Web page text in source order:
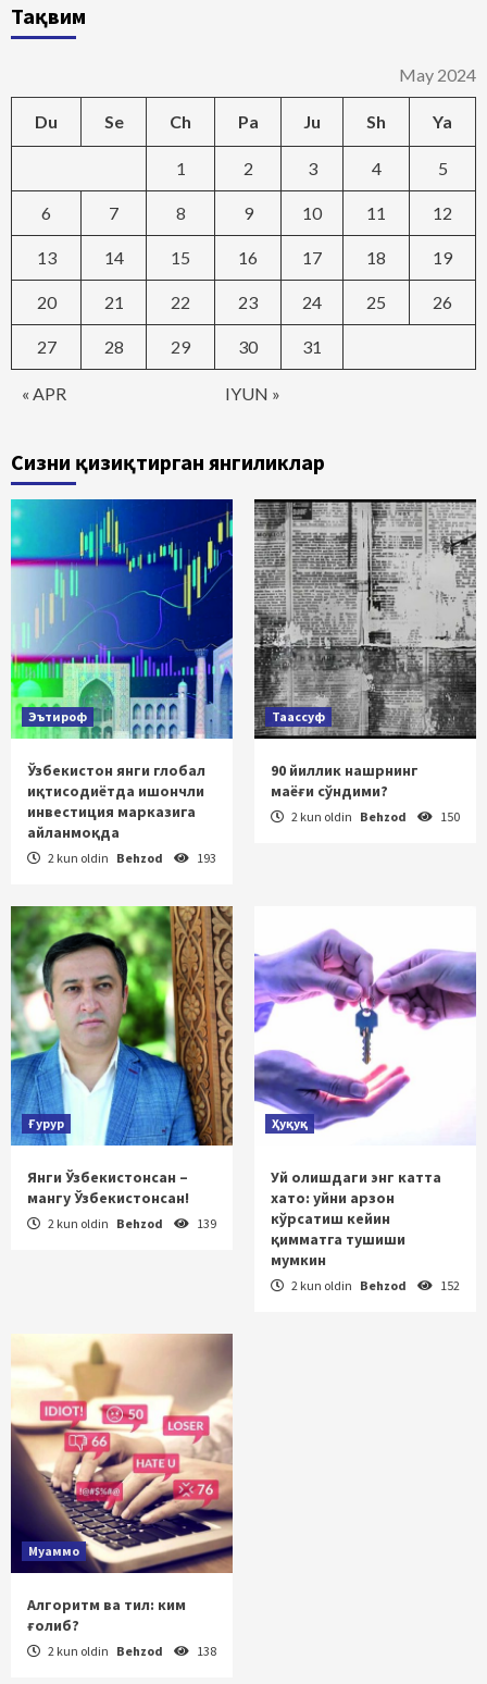
Тақвим
May 2024
Du Se Ch Pa Ju Sh Ya
« APR IYUN »
1 2 3 4 5
6 7 8 9 10 11 12
13 14 15 16 17 18 19
20 21 22 23 24 25 26
27 28 29 30 31
Сизни қизиқтирган янгиликлар
Эътироф
Ўзбекистон янги глобал
иқтисодиётда ишончли
инвестиция марказига
айланмоқда
2 kun oldin Behzod 193
Таассуф
90 йиллик нашрнинг
маёғи сўндими?
2 kun oldin Behzod 150
Ғурур
Янги Ўзбекистонсан –
мангу Ўзбекистонсан!
2 kun oldin Behzod 139
Ҳуқуқ
Уй олишдаги энг катта
хато: уйни арзон
кўрсатиш кейин
қимматга тушиши
мумкин
2 kun oldin Behzod 152
Муаммо
Алгоритм ва тил: ким
ғолиб?
2 kun oldin Behzod 138